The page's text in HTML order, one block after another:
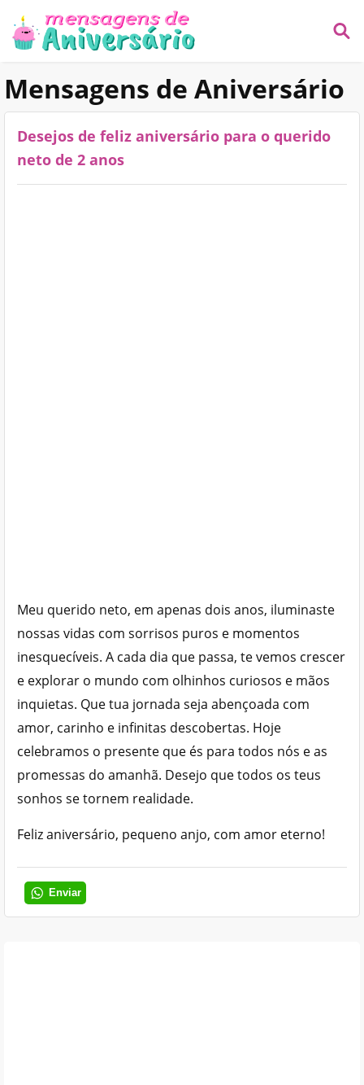
Mensagens de Aniversário
Desejos de feliz aniversário para o querido
neto de 2 anos
Meu querido neto, em apenas dois anos, iluminaste
nossas vidas com sorrisos puros e momentos
inesquecíveis. A cada dia que passa, te vemos crescer
e explorar o mundo com olhinhos curiosos e mãos
inquietas. Que tua jornada seja abençoada com
amor, carinho e infinitas descobertas. Hoje
celebramos o presente que és para todos nós e as
promessas do amanhã. Desejo que todos os teus
sonhos se tornem realidade.
Feliz aniversário, pequeno anjo, com amor eterno!
Enviar